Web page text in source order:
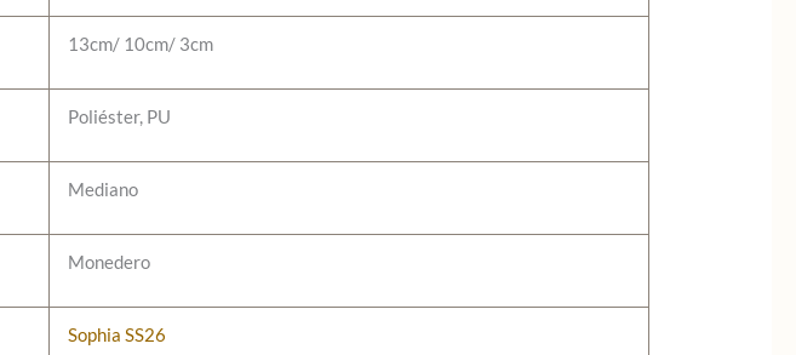
13cm/ 10cm/ 3cm
Poliéster, PU
Mediano
Monedero
Sophia SS26